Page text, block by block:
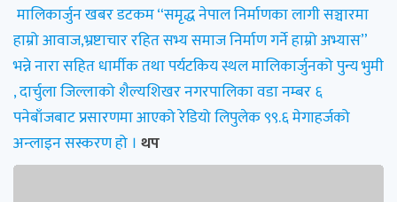
मालिकार्जुन खबर डटकम “समृद्ध नेपाल निर्माणका लागी सञ्चारमा
हाम्रो आवाज,भ्रष्टाचार रहित सभ्य समाज निर्माण गर्ने हाम्रो अभ्यास”
भन्ने नारा सहित धार्मीक तथा पर्यटकिय स्थल मालिकार्जुनको पुन्य भुमी
, दार्चुला जिल्लाको शैल्यशिखर नगरपालिका वडा नम्बर ६
पनेबाँजबाट प्रसारणमा आएको रेडियो लिपुलेक ९९.६ मेगाहर्जको
अन्लाइन सस्करण हो । थप